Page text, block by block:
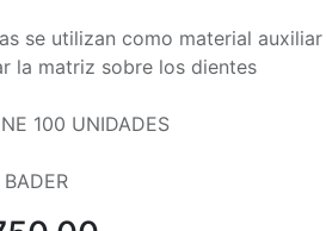
se utilizan como material
la matriz sobre los dientes
100 UNIDADES